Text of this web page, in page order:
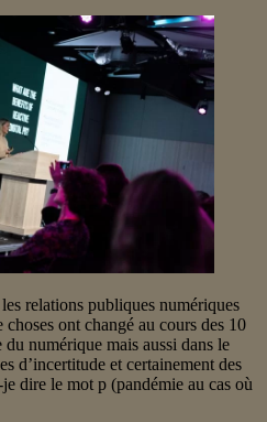
relations publiques numériques
ont changé au cours des 10
du numérique mais aussi dans le
d’incertitude et certainement des
dire le mot p (pandémie au cas où